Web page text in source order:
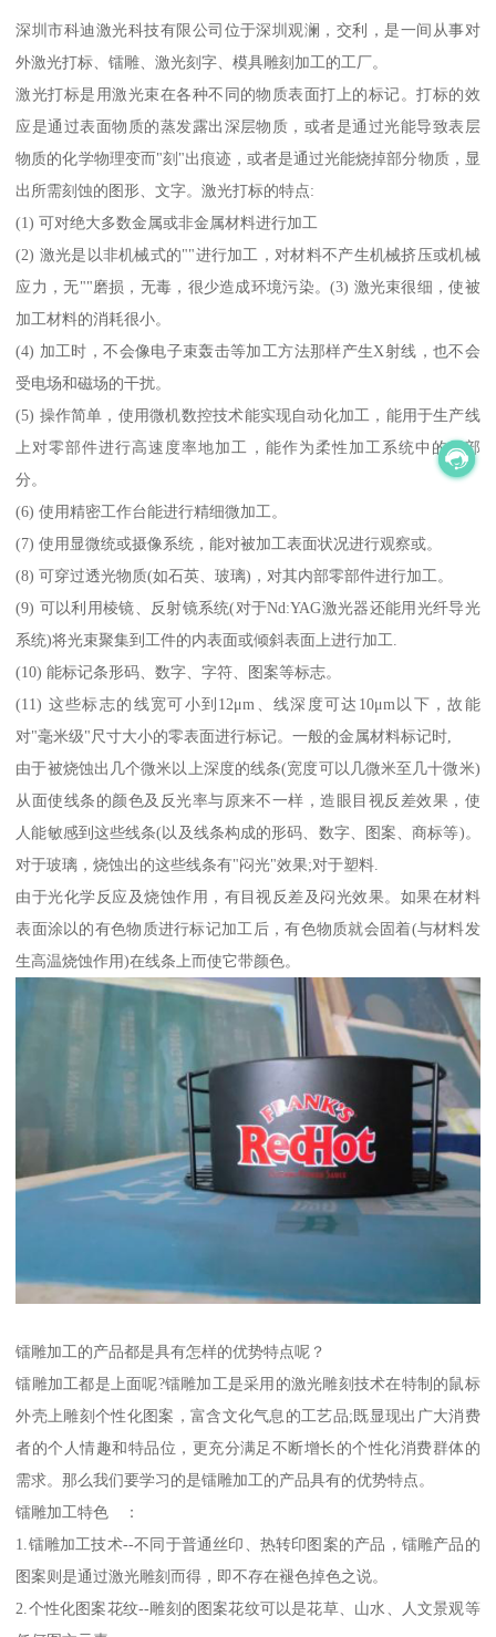
深圳市科迪激光科技有限公司位于深圳观澜，交利，是一间从事对
外激光打标、镭雕、激光刻字、模具雕刻加工的工厂。
激光打标是用激光束在各种不同的物质表面打上的标记。打标的效
应是通过表面物质的蒸发露出深层物质，或者是通过光能导致表层
物质的化学物理变而"刻"出痕迹，或者是通过光能烧掉部分物质，显
出所需刻蚀的图形、文字。激光打标的特点:
(1) 可对绝大多数金属或非金属材料进行加工
(2) 激光是以非机械式的""进行加工，对材料不产生机械挤压或机械
应力，无""磨损，无毒，很少造成环境污染。(3) 激光束很细，使被
加工材料的消耗很小。
(4) 加工时，不会像电子束轰击等加工方法那样产生X射线，也不会
受电场和磁场的干扰。
(5) 操作简单，使用微机数控技术能实现自动化加工，能用于生产线
上对零部件进行高速度率地加工，能作为柔性加工系统中的一部
分。
(6) 使用精密工作台能进行精细微加工。
(7) 使用显微统或摄像系统，能对被加工表面状况进行观察或。
(8) 可穿过透光物质(如石英、玻璃)，对其内部零部件进行加工。
(9) 可以利用棱镜、反射镜系统(对于Nd:YAG激光器还能用光纤导光
系统)将光束聚集到工件的内表面或倾斜表面上进行加工.
(10) 能标记条形码、数字、字符、图案等标志。
(11) 这些标志的线宽可小到12μm、线深度可达10μm以下，故能
对"毫米级"尺寸大小的零表面进行标记。一般的金属材料标记时,
由于被烧蚀出几个微米以上深度的线条(宽度可以几微米至几十微米)
从面使线条的颜色及反光率与原来不一样，造眼目视反差效果，使
人能敏感到这些线条(以及线条构成的形码、数字、图案、商标等)。
对于玻璃，烧蚀出的这些线条有"闷光"效果;对于塑料.
由于光化学反应及烧蚀作用，有目视反差及闷光效果。如果在材料
表面涂以的有色物质进行标记加工后，有色物质就会固着(与材料发
生高温烧蚀作用)在线条上而使它带颜色。
镭雕加工的产品都是具有怎样的优势特点呢？
镭雕加工都是上面呢?镭雕加工是采用的激光雕刻技术在特制的鼠标
外壳上雕刻个性化图案，富含文化气息的工艺品;既显现出广大消费
者的个人情趣和特品位，更充分满足不断增长的个性化消费群体的
需求。那么我们要学习的是镭雕加工的产品具有的优势特点。
镭雕加工特色 ：
1.镭雕加工技术--不同于普通丝印、热转印图案的产品，镭雕产品的
图案则是通过激光雕刻而得，即不存在褪色掉色之说。
2.个性化图案花纹--雕刻的图案花纹可以是花草、山水、人文景观等